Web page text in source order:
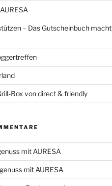
– Das Gutscheinbuch macht
Box von direct & friendly
mit AURESA
mit AURESA